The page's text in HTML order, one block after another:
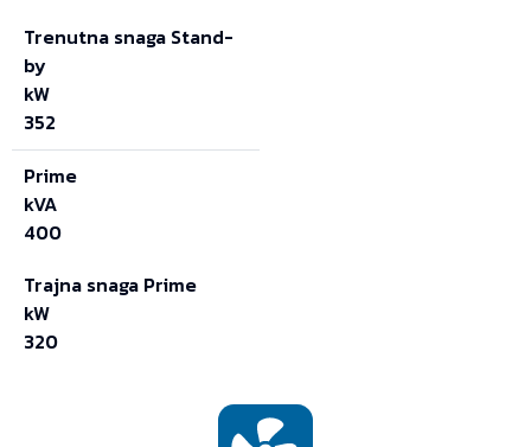
Trenutna snaga Stand-
by
kW
352
Prime
kVA
400
Trajna snaga Prime
kW
320